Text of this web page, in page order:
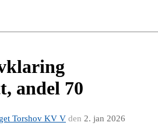
andel 70
Torshov KV V den 2. jan 2026